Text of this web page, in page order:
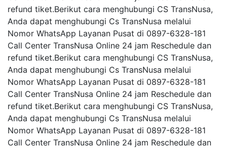
refund tiket.Berikut cara menghubungi CS TransNusa,
Anda dapat menghubungi Cs TransNusa melalui
Nomor WhatsApp Layanan Pusat di 0897-6328-181
Call Center TransNusa Online 24 jam Reschedule dan
refund tiket.Berikut cara menghubungi CS TransNusa,
Anda dapat menghubungi Cs TransNusa melalui
Nomor WhatsApp Layanan Pusat di 0897-6328-181
Call Center TransNusa Online 24 jam Reschedule dan
refund tiket.Berikut cara menghubungi CS TransNusa,
Anda dapat menghubungi Cs TransNusa melalui
Nomor WhatsApp Layanan Pusat di 0897-6328-181
Call Center TransNusa Online 24 jam Reschedule dan